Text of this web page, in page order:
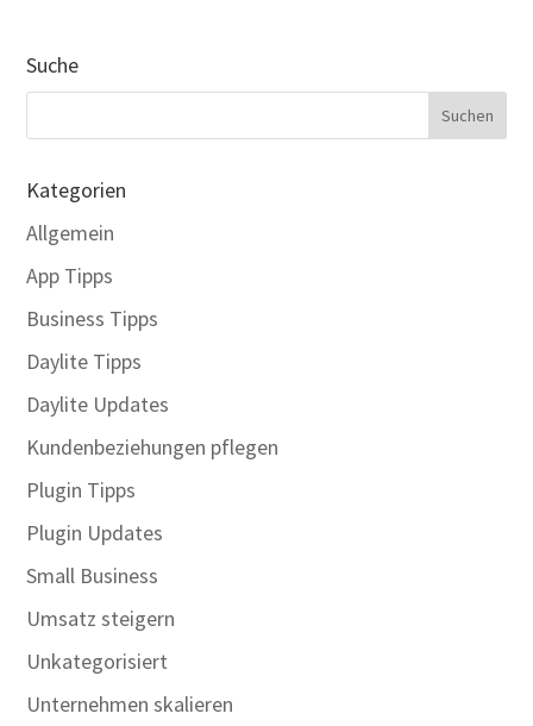
Suche
Kategorien
Allgemein
App Tipps
Business Tipps
Daylite Tipps
Daylite Updates
Kundenbeziehungen pflegen
Plugin Tipps
Plugin Updates
Small Business
Umsatz steigern
Unkategorisiert
Unternehmen skalieren